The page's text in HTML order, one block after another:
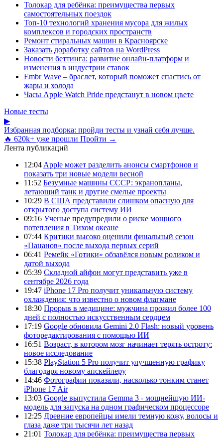
Толокар для ребёнка: преимущества первых
самостоятельных поездок
Топ-10 технологий хранения мусора для жилых
комплексов и городских пространств
Ремонт стиральных машин в Красноярске
Заказать доработку сайтов на WordPress
Новости беттинга: развитие онлайн-платформ и
изменения в индустрии ставок
Embr Wave – браслет, который поможет спастись от
жары и холода
Часы Apple Watch Pride предстанут в новом цвете
Новые тесты
▶
Избранная подборка: пройди тесты и узнай себя лучше.
🔥 620k+ уже прошли Пройти →
Лента публикаций
12:04 Apple может разделить анонсы смартфонов и
показать три новые модели весной
11:52 Безумные машины СССР: экранопланы,
летающий танк и другие смелые проекты
10:29 В США представили слишком опасную для
открытого доступа систему ИИ
09:16 Ученые предупредили о риске мощного
потепления в Тихом океане
07:44 Критики высоко оценили финальный сезон
«Пацанов» после выхода первых серий
06:41 Ремейк «Готики» обзавёлся новым роликом и
датой выхода
05:39 Складной айфон могут представить уже в
сентябре 2026 года
19:47 iPhone 17 Pro получит уникальную систему
охлаждения: что известно о новом флагмане
18:30 Прорыв в медицине: мужчина прожил более 100
дней с полностью искусственным сердцем
17:19 Google обновила Gemini 2.0 Flash: новый уровень
фоторедактирования с помощью ИИ
16:51 Возраст, в котором мозг начинает терять остроту:
новое исследование
15:38 PlayStation 5 Pro получит улучшенную графику
благодаря новому апскейлеру
14:46 Фотографии показали, насколько тонким станет
iPhone 17 Air
13:03 Google выпустила Gemma 3 - мощнейшую ИИ-
модель для запуска на одном графическом процессоре
12:25 Древние европейцы имели темную кожу, волосы и
глаза даже три тысячи лет назад
21:01 Толокар для ребёнка: преимущества первых